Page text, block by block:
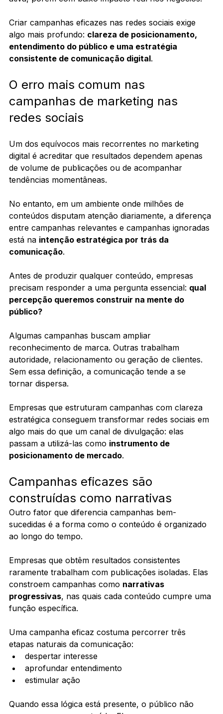
Criar campanhas eficazes nas redes sociais exige
algo mais profundo: clareza de posicionamento,
entendimento do público e uma estratégia
consistente de comunicação digital.
O erro mais comum nas
campanhas de marketing nas
redes sociais
Um dos equívocos mais recorrentes no marketing
digital é acreditar que resultados dependem apenas
de volume de publicações ou de acompanhar
tendências momentâneas.
No entanto, em um ambiente onde milhões de
conteúdos disputam atenção diariamente, a diferença
entre campanhas relevantes e campanhas ignoradas
está na intenção estratégica por trás da
comunicação.
Antes de produzir qualquer conteúdo, empresas
precisam responder a uma pergunta essencial: qual
percepção queremos construir na mente do
público?
Algumas campanhas buscam ampliar
reconhecimento de marca. Outras trabalham
autoridade, relacionamento ou geração de clientes.
Sem essa definição, a comunicação tende a se
tornar dispersa.
Empresas que estruturam campanhas com clareza
estratégica conseguem transformar redes sociais em
algo mais do que um canal de divulgação: elas
passam a utilizá-las como instrumento de
posicionamento de mercado.
Campanhas eficazes são
construídas como narrativas
Outro fator que diferencia campanhas bem-
sucedidas é a forma como o conteúdo é organizado
ao longo do tempo.
Empresas que obtêm resultados consistentes
raramente trabalham com publicações isoladas. Elas
constroem campanhas como narrativas
progressivas, nas quais cada conteúdo cumpre uma
função específica.
Uma campanha eficaz costuma percorrer três
etapas naturais da comunicação:
despertar interesse
aprofundar entendimento
estimular ação
Quando essa lógica está presente, o público não